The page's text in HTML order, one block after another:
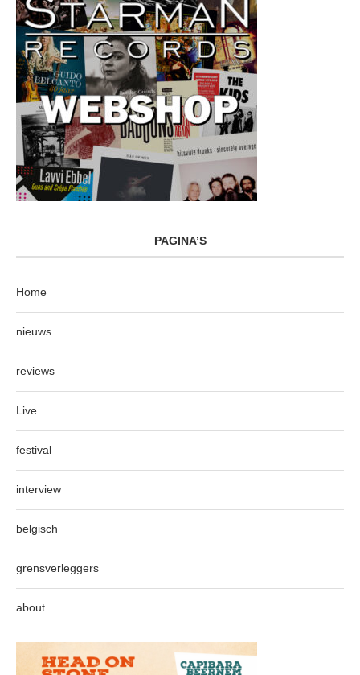
PAGINA’S
Home
nieuws
reviews
Live
festival
interview
belgisch
grensverleggers
about